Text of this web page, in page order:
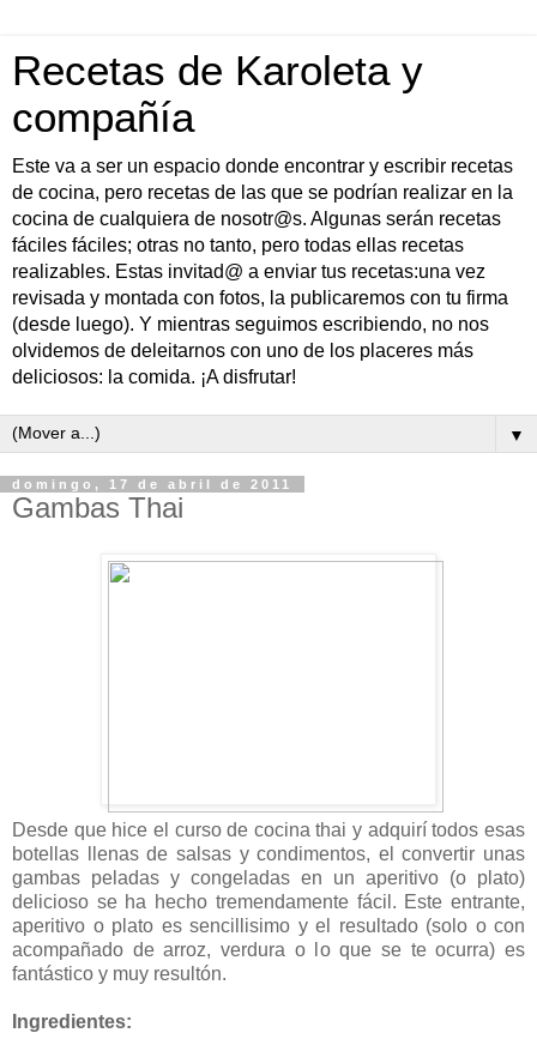
Recetas de Karoleta y
compañía
Este va a ser un espacio donde encontrar y escribir recetas
de cocina, pero recetas de las que se podrían realizar en la
cocina de cualquiera de nosotr@s. Algunas serán recetas
fáciles fáciles; otras no tanto, pero todas ellas recetas
realizables. Estas invitad@ a enviar tus recetas:una vez
revisada y montada con fotos, la publicaremos con tu firma
(desde luego). Y mientras seguimos escribiendo, no nos
olvidemos de deleitarnos con uno de los placeres más
deliciosos: la comida. ¡A disfrutar!
▼
domingo, 17 de abril de 2011
Gambas Thai
Desde que hice el curso de cocina thai y adquirí todos esas
botellas llenas de salsas y condimentos, el convertir unas
gambas peladas y congeladas en un aperitivo (o plato)
delicioso se ha hecho tremendamente fácil. Este entrante,
aperitivo o plato es sencillisimo y el resultado (solo o con
acompañado de arroz, verdura o lo que se te ocurra) es
fantástico y muy resultón.
Ingredientes: